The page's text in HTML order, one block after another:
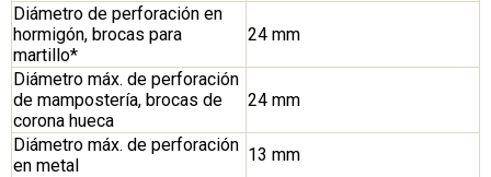
Diámetro de perforación en
hormigón, brocas para
martillo*
24 mm
Diámetro máx. de perforación
de mampostería, brocas de
corona hueca
24 mm
Diámetro máx. de perforación
en metal
13 mm